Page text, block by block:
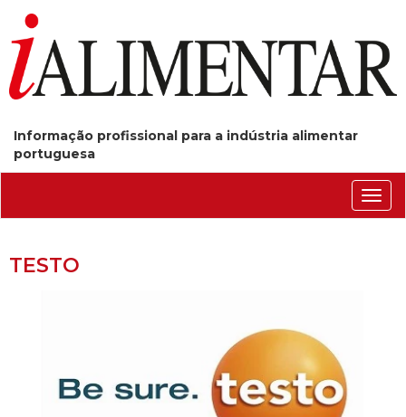
Informação profissional para a indústria alimentar
portuguesa
TESTO